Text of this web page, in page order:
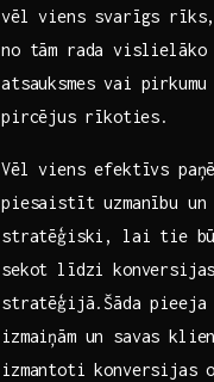
vēl viens svarīgs rīks,
no tām rada vislielāko
atsauksmes vai
pircējus⁤ rīkoties.
Vēl viens efektīvs
piesaistīt uzmanību
stratēģiski, lai tie​
sekot līdzi
stratēģijā.Šāda
izmaiņām un savas
izmantoti konversijas